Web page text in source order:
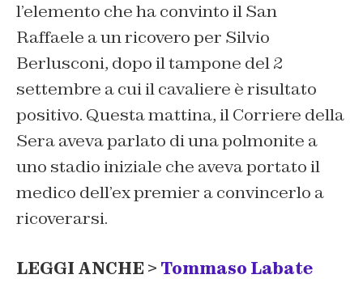
l’elemento che ha convinto il San
Raffaele a un ricovero per Silvio
Berlusconi, dopo il tampone del 2
settembre a cui il cavaliere è risultato
positivo. Questa mattina, il Corriere della
Sera aveva parlato di una polmonite a
uno stadio iniziale che aveva portato il
medico dell’ex premier a convincerlo a
ricoverarsi.
LEGGI ANCHE > Tommaso Labate